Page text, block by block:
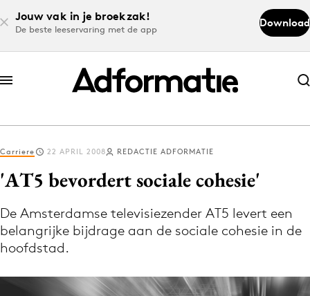
Jouw vak in je broekzak!
De beste leeservaring met de app
Download
Abonneer nu
Abonneer nu
Log in
Download de app
Volg het laatste nieuws via de Adformatie
Carriere 22 APRIL 2008 REDACTIE ADFORMATIE
'AT5 bevordert sociale cohesie'
De Amsterdamse televisiezender AT5 levert een
belangrijke bijdrage aan de sociale cohesie in de
hoofdstad.